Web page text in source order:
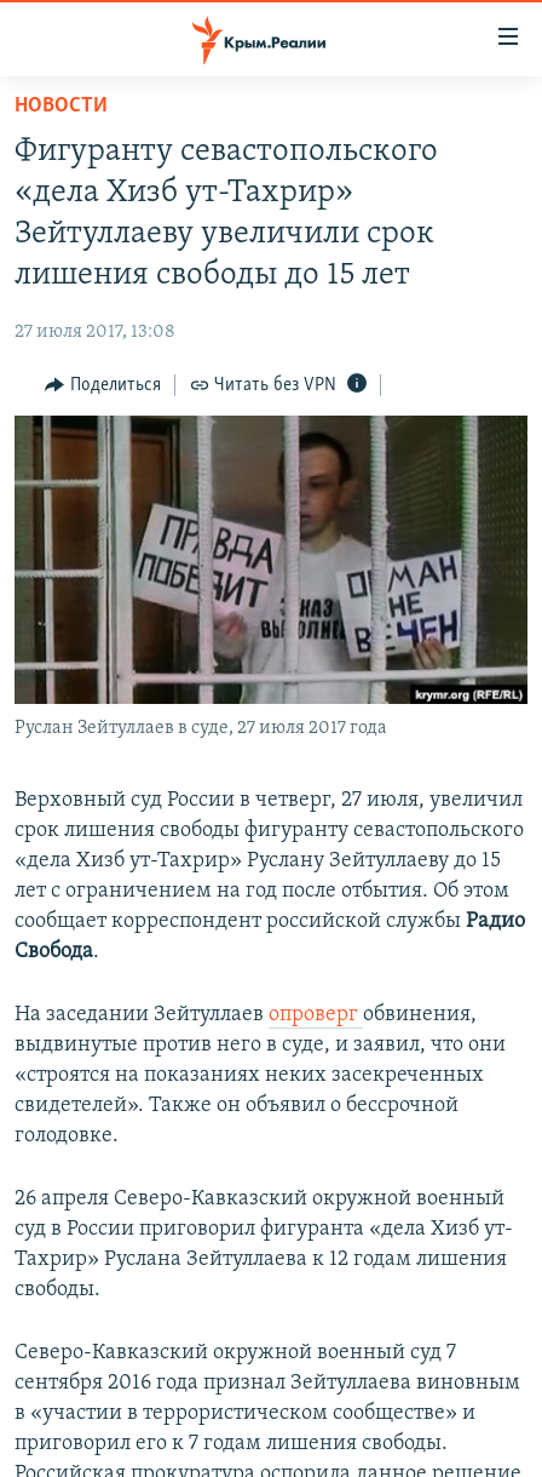
Вернуться
основному
содержанию
Вернутся
главной
Вернутся
поиску
СПЕЦПРОЕКТЫ
ГРУЗ 200
КАРТА ВОЕННЫХ ОБЪЕКТОВ КРЫМА
ВОДА
ИНФОГРАФИКА
ТЕЛЕПРОЕКТ КРЫМ.РЕАЛИИ
СОВЕТЫ ПРАВОЗАЩИТНИКОВ
ПРОПАВШИЕ БЕЗ ВЕСТИ
ПОБЕДИТЕЛЕЙ НЕ СУДЯТ?
КРЫМ.НЕПОКОРЕННЫЙ
УКРАИНСКАЯ ПРОБЛЕМА КРЫМА
РАДІО СВОБОДА
КАК ОБОЙТИ БЛОКИРОВКУ
Українською
Qırımtatar
ПРИСОЕДИНЯЙТЕСЬ!
Все сайты RFE/RL
НОВОСТИ
Фигуранту севастопольского
«дела Хизб ут-Тахрир»
Зейтуллаеву увеличили срок
лишения свободы до 15 лет
27 июля 2017, 13:08
Поделиться Читать без VPN
Руслан Зейтуллаев в суде, 27 июля 2017 года
Верховный суд России в четверг, 27 июля, увеличил
срок лишения свободы фигуранту севастопольского
«дела Хизб ут-Тахрир» Руслану Зейтуллаеву до 15
лет с ограничением на год после отбытия. Об этом
сообщает корреспондент российской службы Радио
Свобода.
На заседании Зейтуллаев опроверг обвинения,
выдвинутые против него в суде, и заявил, что они
«строятся на показаниях неких засекреченных
свидетелей». Также он объявил о бессрочной
голодовке.
26 апреля Северо-Кавказский окружной военный
суд в России приговорил фигуранта «дела Хизб ут-
Тахрир» Руслана Зейтуллаева к 12 годам лишения
свободы.
Северо-Кавказский окружной военный суд 7
сентября 2016 года признал Зейтуллаева виновным
в «участии в террористическом сообществе» и
приговорил его к 7 годам лишения свободы.